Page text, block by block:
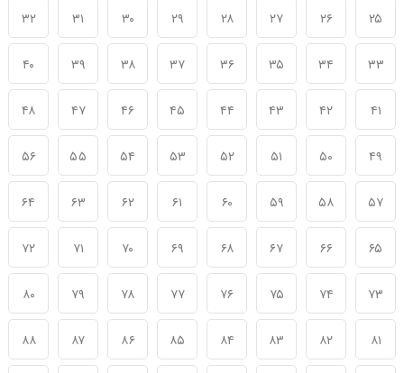
۲۵ ۲۶ ۲۷ ۲۸ ۲۹ ۳۰ ۳۱ ۳۲
۳۳ ۳۴ ۳۵ ۳۶ ۳۷ ۳۸ ۳۹ ۴۰
۴۱ ۴۲ ۴۳ ۴۴ ۴۵ ۴۶ ۴۷ ۴۸
۴۹ ۵۰ ۵۱ ۵۲ ۵۳ ۵۴ ۵۵ ۵۶
۵۷ ۵۸ ۵۹ ۶۰ ۶۱ ۶۲ ۶۳ ۶۴
۶۵ ۶۶ ۶۷ ۶۸ ۶۹ ۷۰ ۷۱ ۷۲
۷۳ ۷۴ ۷۵ ۷۶ ۷۷ ۷۸ ۷۹ ۸۰
۸۱ ۸۲ ۸۳ ۸۴ ۸۵ ۸۶ ۸۷ ۸۸